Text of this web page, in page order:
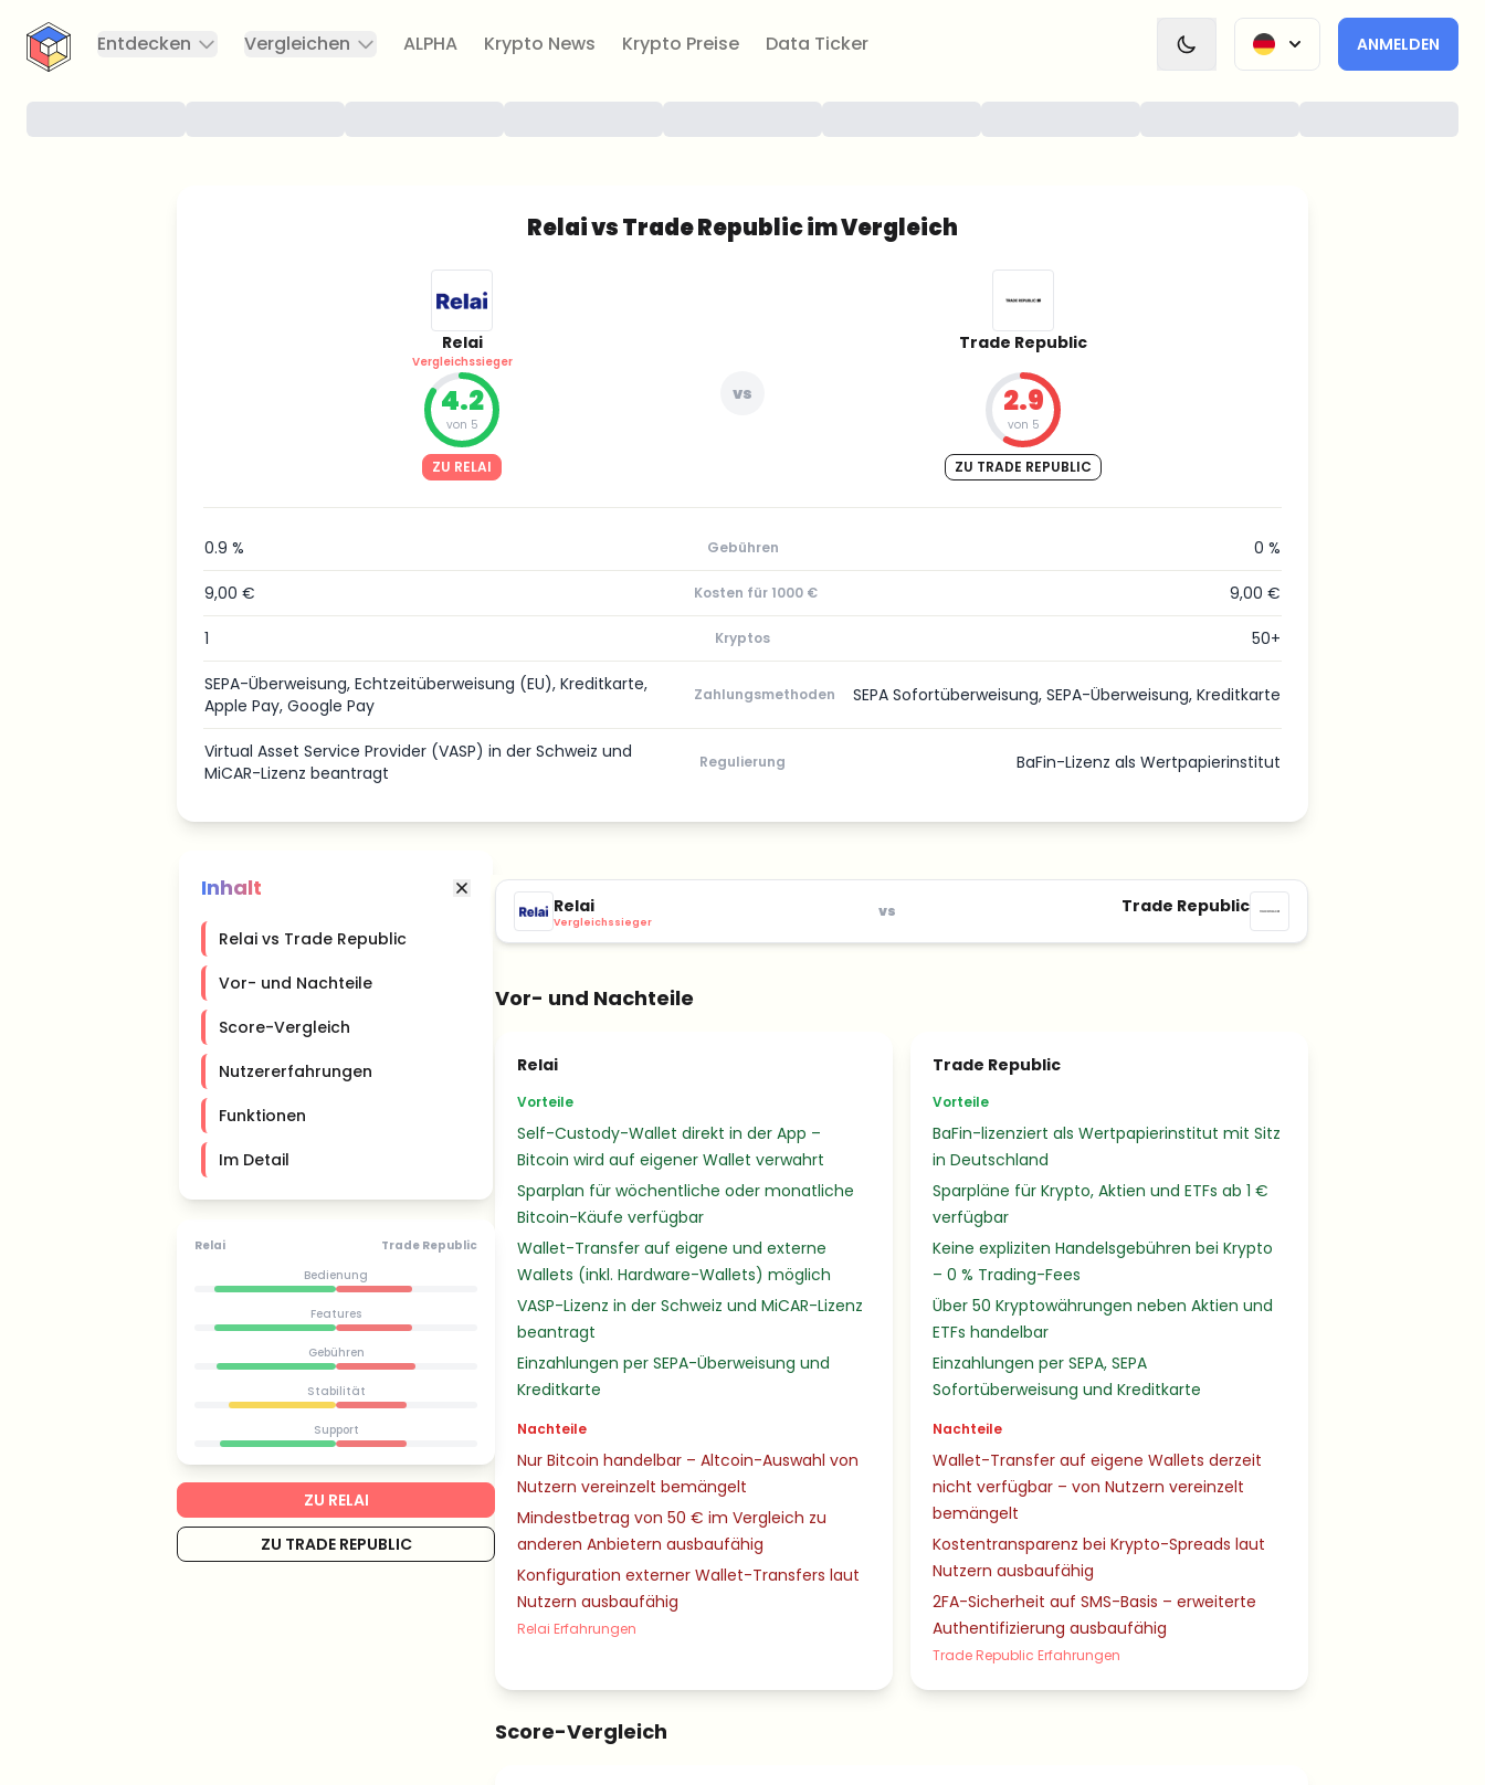
CryptoTicker
Entdecken
Vergleichen ALPHA Krypto News Krypto Preise Data Ticker ANMELDEN
Relai vs Trade Republic im Vergleich
Relai
Vergleichssieger
4.2
von 5
ZU RELAI
vs
Trade Republic
2.9
von 5
ZU TRADE REPUBLIC
0.9 % Gebühren 0 %
9,00 € Kosten für 1000 € 9,00 €
1 Kryptos 50+
SEPA-Überweisung, Echtzeitüberweisung (EU), Kreditkarte,
Apple Pay, Google Pay
Zahlungsmethoden SEPA Sofortüberweisung, SEPA-Überweisung, Kreditkarte
Virtual Asset Service Provider (VASP) in der Schweiz und
MiCAR-Lizenz beantragt
Regulierung BaFin-Lizenz als Wertpapierinstitut
Inhalt
Relai vs Trade Republic
Vor- und Nachteile
Score-Vergleich
Nutzererfahrungen
Funktionen
Im Detail
Relai
Trade Republic
Bedienung
Features
Gebühren
Stabilität
Support
ZU RELAI
ZU TRADE REPUBLIC
Relai
Vergleichssieger
vs Trade Republic
Vor- und Nachteile
Relai
Vorteile
Self-Custody-Wallet direkt in der App –
Bitcoin wird auf eigener Wallet verwahrt
Sparplan für wöchentliche oder monatliche
Bitcoin-Käufe verfügbar
Wallet-Transfer auf eigene und externe
Wallets (inkl. Hardware-Wallets) möglich
VASP-Lizenz in der Schweiz und MiCAR-Lizenz
beantragt
Einzahlungen per SEPA-Überweisung und
Kreditkarte
Nachteile
Nur Bitcoin handelbar – Altcoin-Auswahl von
Nutzern vereinzelt bemängelt
Mindestbetrag von 50 € im Vergleich zu
anderen Anbietern ausbaufähig
Konfiguration externer Wallet-Transfers laut
Nutzern ausbaufähig
Relai Erfahrungen
Trade Republic
Vorteile
BaFin-lizenziert als Wertpapierinstitut mit Sitz
in Deutschland
Sparpläne für Krypto, Aktien und ETFs ab 1 €
verfügbar
Keine expliziten Handelsgebühren bei Krypto
– 0 % Trading-Fees
Über 50 Kryptowährungen neben Aktien und
ETFs handelbar
Einzahlungen per SEPA, SEPA
Sofortüberweisung und Kreditkarte
Nachteile
Wallet-Transfer auf eigene Wallets derzeit
nicht verfügbar – von Nutzern vereinzelt
bemängelt
Kostentransparenz bei Krypto-Spreads laut
Nutzern ausbaufähig
2FA-Sicherheit auf SMS-Basis – erweiterte
Authentifizierung ausbaufähig
Trade Republic Erfahrungen
Score-Vergleich